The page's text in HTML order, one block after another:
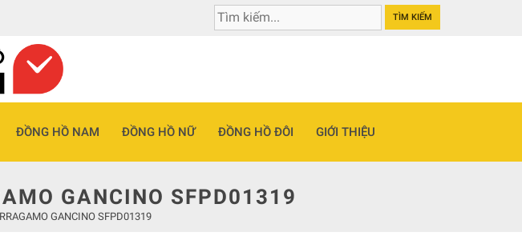
TÌM KIẾM
ĐỒNG HỒ NAM ĐỒNG HỒ NỮ ĐỒNG HỒ ĐÔI GIỚI THIỆU
GANCINO SFPD01319
GANCINO SFPD01319